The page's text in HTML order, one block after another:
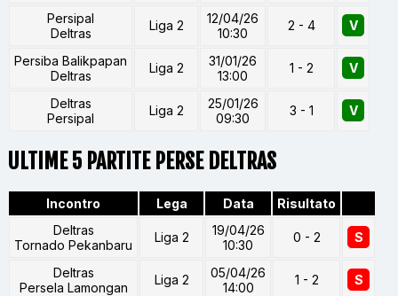
Persipal
Deltras
Liga 2
12/04/26
10:30
2 - 4 V
Persiba Balikpapan
Deltras
Liga 2
31/01/26
13:00
1 - 2 V
Deltras
Persipal
Liga 2
25/01/26
09:30
3 - 1 V
ULTIME 5 PARTITE PERSE DELTRAS
Incontro Lega Data
Risultato
Deltras
Tornado Pekanbaru
Liga 2
19/04/26
10:30
0 - 2 S
Deltras
Persela Lamongan
Liga 2
05/04/26
14:00
1 - 2 S